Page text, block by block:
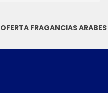
OFERTA FRAGANCIAS ARABES